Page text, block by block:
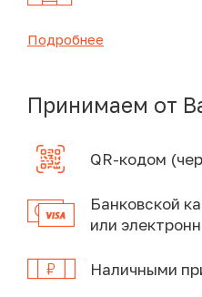
Подробнее
Принимаем от
QR-кодом
Банковской
или
Наличными